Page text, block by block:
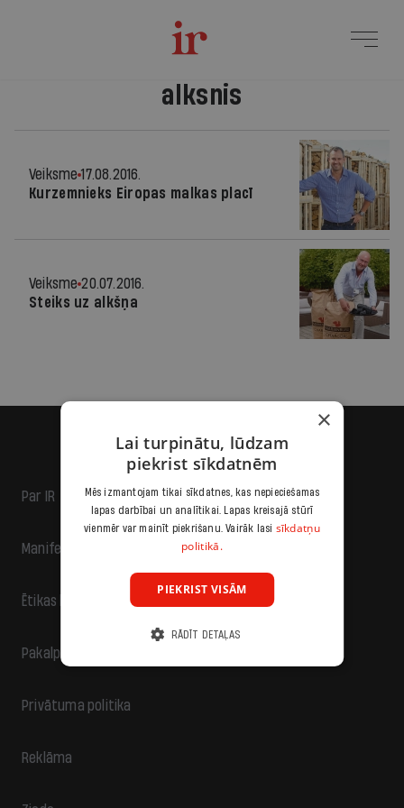
alksnis
Veiksme 17.08.2016.
Kurzemnieks Eiropas malkas placī
Veiksme 20.07.2016.
Steiks uz alkšņa
Par IR
Manifests
Ētikas kodekss
Pakalpojumu sniegšanas noteikumi
Privātuma politika
Reklāma
×
Lai turpinātu, lūdzam
piekrist sīkdatnēm
Mēs izmantojam tikai sīkdatnes, kas nepieciešamas
lapas darbībai un analītikai. Lapas kreisajā stūrī
vienmēr var mainīt piekrišanu. Vairāk lasi sīkdatņu
politikā.
PIEKRIST VISĀM
RĀDĪT DETAĻAS